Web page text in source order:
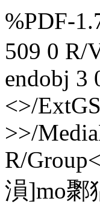
%PDF-
509 0 R/
endobj 3
<>/
>>/
R/
溳]mo